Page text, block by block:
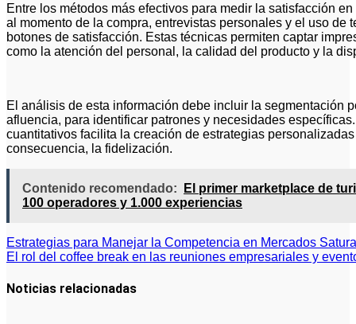
Entre los métodos más efectivos para medir la satisfacción
al momento de la compra, entrevistas personales y el uso de
botones de satisfacción. Estas técnicas permiten captar
como la atención del personal, la calidad del producto y la
El análisis de esta información debe incluir la segmentación
afluencia, para identificar patrones y necesidades
cuantitativos facilita la creación de estrategias
consecuencia, la fidelización.
Contenido recomendado:
El primer marketplace de
100 operadores y 1.000 experiencias
Navegación
de
entradas
Estrategias para Manejar la Competencia en Mercados
El rol del coffee break en las reuniones empresariales y
Noticias relacionadas